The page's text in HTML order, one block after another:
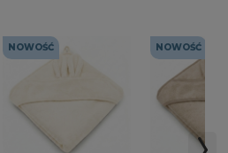
NOWOŚĆ NOWOŚĆ